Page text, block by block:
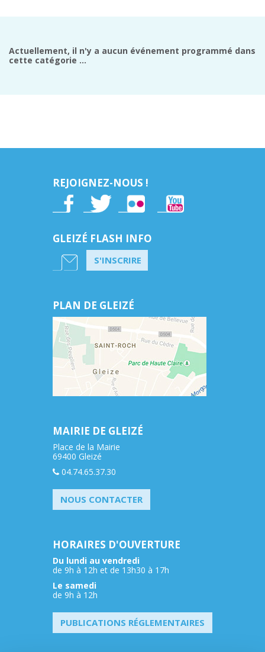
Actuellement, il n'y a aucun événement programmé dans
cette catégorie ...
REJOIGNEZ-NOUS !
GLEIZÉ FLASH INFO
S'INSCRIRE
PLAN DE GLEIZÉ
MAIRIE DE GLEIZÉ
Place de la Mairie
69400 Gleizé
04.74.65.37.30
NOUS CONTACTER
HORAIRES D'OUVERTURE
Du lundi au vendredi
de 9h à 12h et de 13h30 à 17h
Le samedi
de 9h à 12h
PUBLICATIONS RÉGLEMENTAIRES